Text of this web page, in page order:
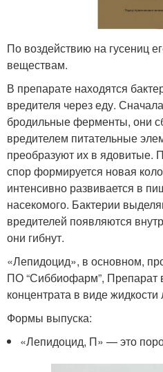
По воздействию на гусениц
веществам.
В препарате находятся
вредителя через еду.
бродильные ферменты, они
вредителем питательные
преобразуют их в ядовитые.
спор формируется новая
интенсивно развивается в
насекомого. Бактерии
вредителей появляются
они гибнут.
«Лепидоцид», в основном,
ПО “Сиббиофарм”, Препарат
концентрата в виде
Формы выпуска:
«Лепидоцид, П» — это